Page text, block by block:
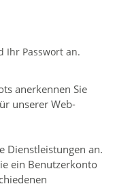
Ihr Passwort an.
anerkennen Sie
unserer Web-
Dienstleistungen an.
ein Benutzerkonto